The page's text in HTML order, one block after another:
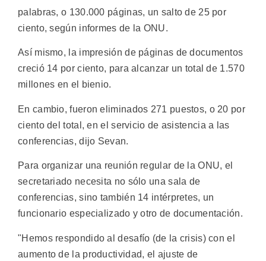
palabras, o 130.000 páginas, un salto de 25 por
ciento, según informes de la ONU.
Así mismo, la impresión de páginas de documentos
creció 14 por ciento, para alcanzar un total de 1.570
millones en el bienio.
En cambio, fueron eliminados 271 puestos, o 20 por
ciento del total, en el servicio de asistencia a las
conferencias, dijo Sevan.
Para organizar una reunión regular de la ONU, el
secretariado necesita no sólo una sala de
conferencias, sino también 14 intérpretes, un
funcionario especializado y otro de documentación.
"Hemos respondido al desafío (de la crisis) con el
aumento de la productividad, el ajuste de